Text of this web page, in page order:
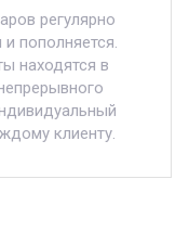
регулярно
пополняется.
находятся в
клиенту.